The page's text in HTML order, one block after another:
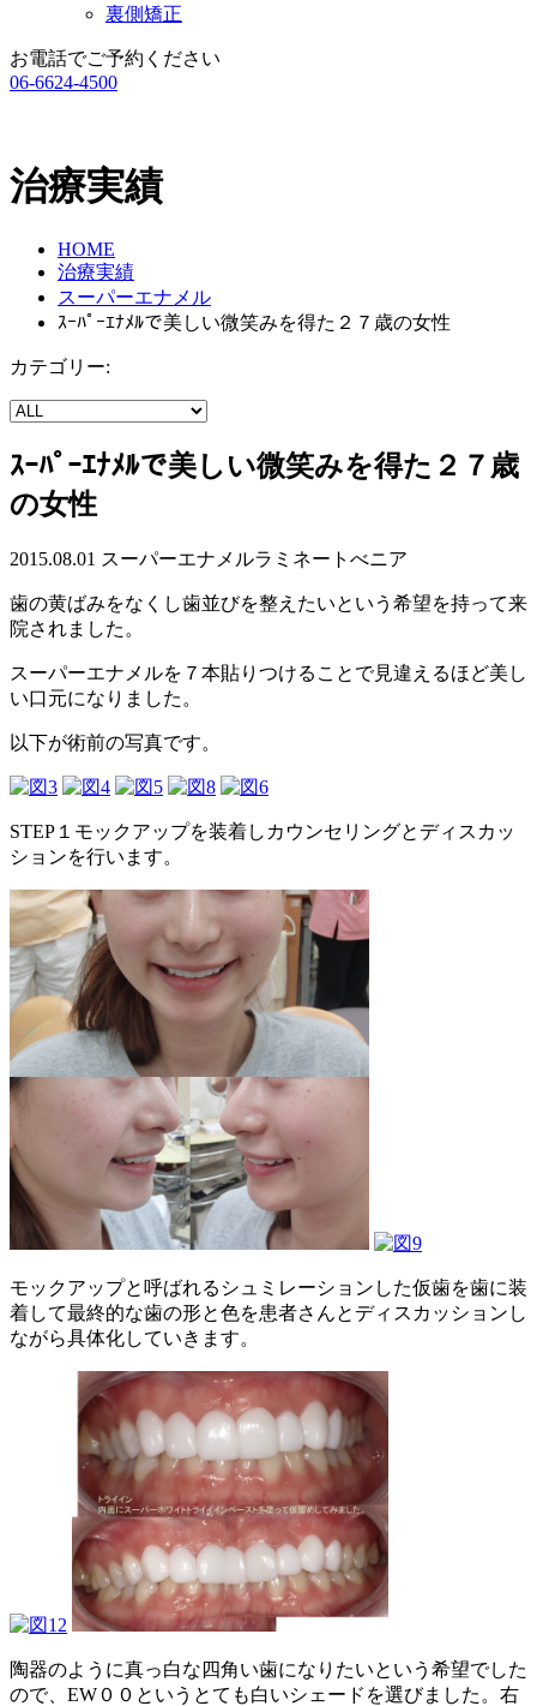
裏側矯正
お電話でご予約ください
06-6624-4500
治療実績
HOME
治療実績
スーパーエナメル
ｽｰﾊﾟｰｴﾅﾒﾙで美しい微笑みを得た２７歳の女性
カテゴリー:
ｽｰﾊﾟｰｴﾅﾒﾙで美しい微笑みを得た２７歳
の女性
2015.08.01 スーパーエナメルラミネートべニア
歯の黄ばみをなくし歯並びを整えたいという希望を持って来
院されました。
スーパーエナメルを７本貼りつけることで見違えるほど美し
い口元になりました。
以下が術前の写真です。
STEP１モックアップを装着しカウンセリングとディスカッ
ションを行います。
モックアップと呼ばれるシュミレーションした仮歯を歯に装
着して最終的な歯の形と色を患者さんとディスカッションし
ながら具体化していきます。
陶器のように真っ白な四角い歯になりたいという希望でした
ので、EW００というとても白いシェードを選びました。右